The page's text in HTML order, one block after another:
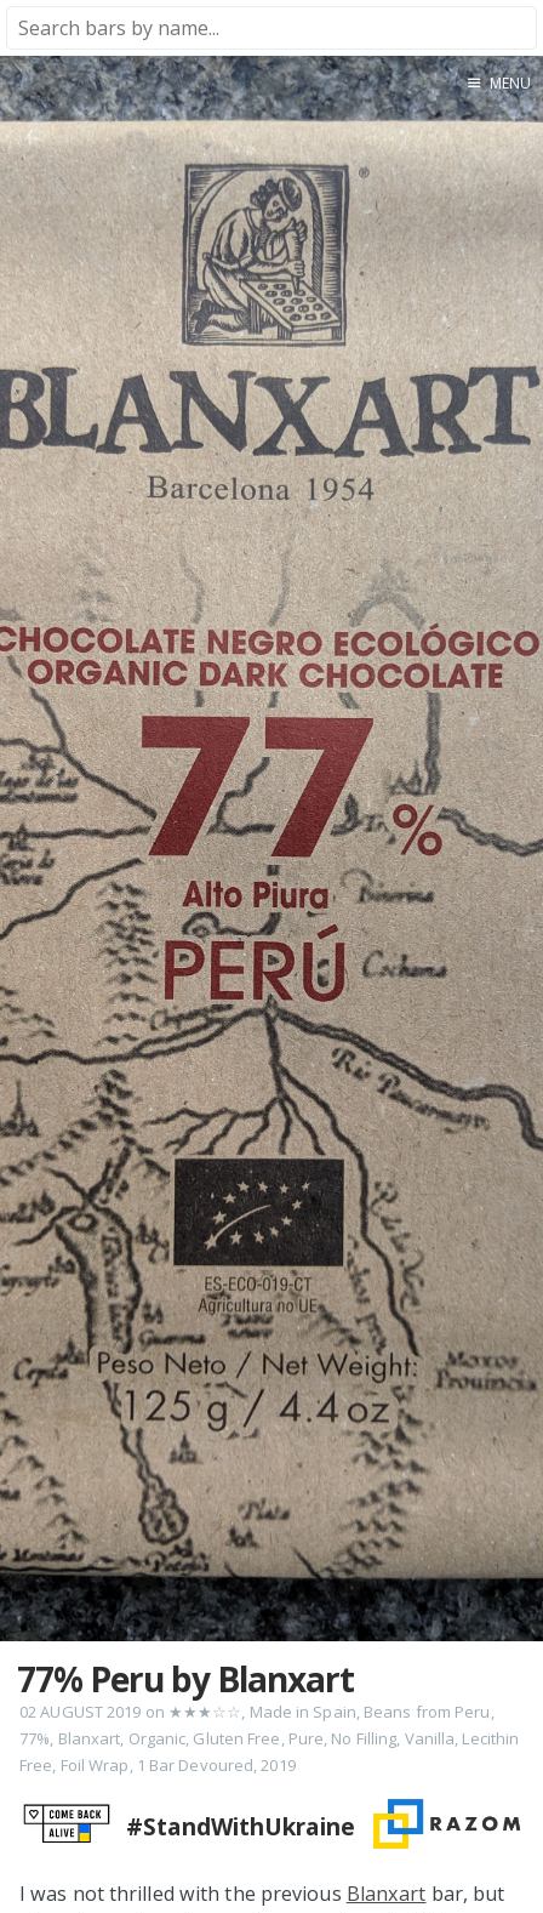
Home
About
★★★★★
★★★★☆
★★★☆☆
★★☆☆☆
★☆☆☆☆
Meta
Privacy Policy
MENU
77% Peru by Blanxart
02 AUGUST 2019 on ★★★☆☆, Made in Spain, Beans from Peru,
77%, Blanxart, Organic, Gluten Free, Pure, No Filling, Vanilla, Lecithin
Free, Foil Wrap, 1 Bar Devoured,2019
#StandWithUkraine
I was not thrilled with the previous Blanxart bar, but